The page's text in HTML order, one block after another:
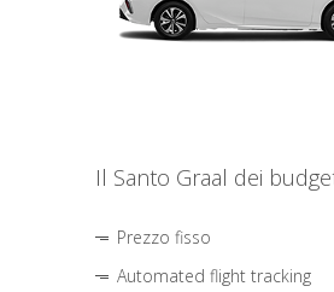
Il Santo Graal dei
Prezzo fisso
Automated flight tracking